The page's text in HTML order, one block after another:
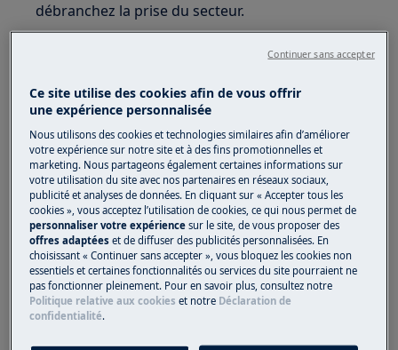
débranchez la prise du secteur.
ATTENTION !RISQUE DE BLESSURE
Ce site utilise des cookies afin de vous offrir
une expérience personnalisée
Nous utilisons des cookies et technologies similaires afin d’améliorer
votre expérience sur notre site et à des fins promotionnelles et
marketing. Nous partageons également certaines informations sur
votre utilisation du site avec nos partenaires en réseaux sociaux,
publicité et analyses de données. En cliquant sur « Accepter tous les
cookies », vous acceptez l’utilisation de cookies, ce qui nous permet de
personnaliser votre expériencesur le site, de vous proposer des
offres adaptées et de diffuser des publicités personnalisées. En
choisissant « Continuer sans accepter », vous bloquez les cookies non
essentiels et certaines fonctionnalités ou services du site pourraient ne
pas fonctionner pleinement. Pour en savoir plus, consultez notre
Politique relative aux cookies et notre Déclaration de
confidentialité.
Continuer sans accepter